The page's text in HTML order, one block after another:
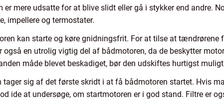
er mere udsatte for at blive slidt eller gå i stykker end andre.
impellere og termostater.
kan starte og køre gnidningsfrit. For at tilse at tændrørene
en utrolig vigtig del af bådmotoren, da de beskytter
måde blevet beskadiget, bør den udskiftes hurtigst
sig af det første skridt i at få bådmotoren startet. Hvis
ide at undersøge, om startmotoren er i god stand. Filtre er